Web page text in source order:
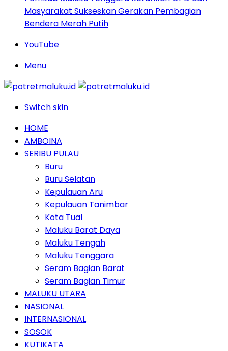
Masyarakat Sukseskan Gerakan Pembagian
Bendera Merah Putih
YouTube
Menu
Switch skin
HOME
AMBOINA
SERIBU PULAU
Buru
Buru Selatan
Kepulauan Aru
Kepulauan Tanimbar
Kota Tual
Maluku Barat Daya
Maluku Tengah
Maluku Tenggara
Seram Bagian Barat
Seram Bagian Timur
MALUKU UTARA
NASIONAL
INTERNASIONAL
SOSOK
KUTIKATA